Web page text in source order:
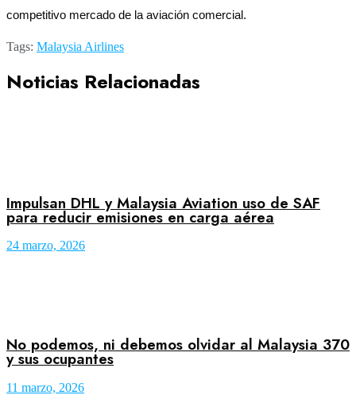
competitivo mercado de la aviación comercial.
Tags: Malaysia Airlines
Noticias Relacionadas
Impulsan DHL y Malaysia Aviation uso de SAF
para reducir emisiones en carga aérea
24 marzo, 2026
No podemos, ni debemos olvidar al Malaysia 370
y sus ocupantes
11 marzo, 2026